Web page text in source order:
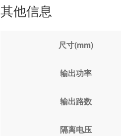
其他信息
尺寸(mm)
输出功率
输出路数
隔离电压